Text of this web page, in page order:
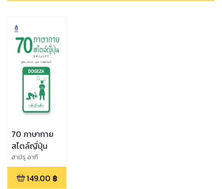
70 ภาษากาย
สไตล์ญี่ปุ่น
ฮามิรุ อากี
149.00 ฿